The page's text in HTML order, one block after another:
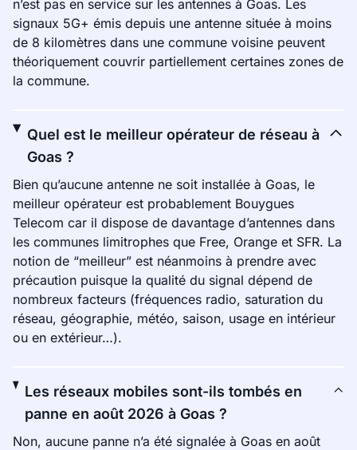
n’est pas en service sur les antennes à Goas. Les
signaux 5G+ émis depuis une antenne située à moins
de 8 kilomètres dans une commune voisine peuvent
théoriquement couvrir partiellement certaines zones de
la commune.
Quel est le meilleur opérateur de réseau à
Goas ?
Bien qu’aucune antenne ne soit installée à Goas, le
meilleur opérateur est probablement Bouygues
Telecom car il dispose de davantage d’antennes dans
les communes limitrophes que Free, Orange et SFR. La
notion de “meilleur” est néanmoins à prendre avec
précaution puisque la qualité du signal dépend de
nombreux facteurs (fréquences radio, saturation du
réseau, géographie, météo, saison, usage en intérieur
ou en extérieur…).
Les réseaux mobiles sont-ils tombés en
panne en août 2026 à Goas ?
Non, aucune panne n’a été signalée à Goas en août